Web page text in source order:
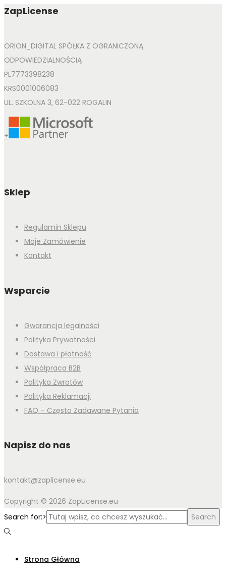
ZapLicense
ORION_DIGITAL SPÓŁKA Z OGRANICZONĄ
ODPOWIEDZIALNOŚCIĄ
PL7773398238
KRS0001006083
UL. SZKOLNA 3, 62-022 ROGALIN
+
Sklep
Regulamin Sklepu
Moje Zamówienie
Kontakt
Wsparcie
Gwarancja legalności
Polityka Prywatności
Dostawa i płatność
Współpraca B2B
Polityka Zwrotów
Polityka Reklamacji
FAQ – Często Zadawane Pytania
Napisz do nas
kontakt@zaplicense.eu
Copyright © 2026 ZapLicense.eu
Search for:>
Search
Strona Główna